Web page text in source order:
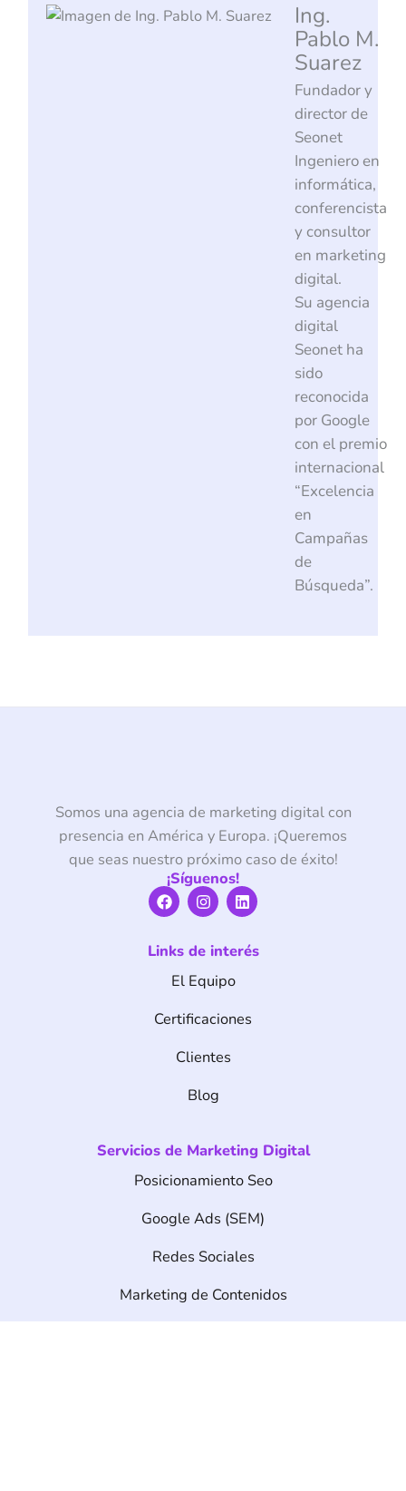
Ing.
Pablo M.
Suarez
Fundador y
director de
Seonet
Ingeniero en
informática,
conferencista
y consultor
en marketing
digital.
Su agencia
digital
Seonet ha
sido
reconocida
por Google
con el premio
internacional
“Excelencia
en
Campañas
de
Búsqueda”.
Somos una agencia de marketing digital con
presencia en América y Europa. ¡Queremos
que seas nuestro próximo caso de éxito!
¡Síguenos!
F
a
c
b
I
n
s
a
r
m
L
i
n
k
e
Links de interés
El Equipo
Certificaciones
Clientes
Blog
Servicios de Marketing Digital
Posicionamiento Seo
Google Ads (SEM)
Redes Sociales
Marketing de Contenidos